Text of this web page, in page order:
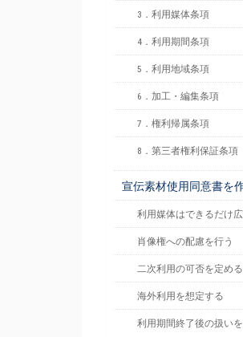
3．利用媒体条項
4．利用期間条項
5．利用地域条項
6．加工・編集条項
7．権利帰属条項
8．第三者権利保証条項
宣伝素材使用同意書を
利用媒体はできるだけ
肖像権への配慮を行う
二次利用の可否を定める
海外利用を想定する
利用期間終了後の扱い